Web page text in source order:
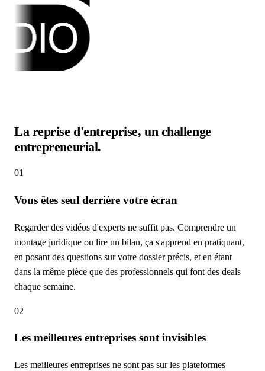
La reprise d'entreprise, un challenge
entrepreneurial.
01
Vous êtes seul derrière votre écran
Regarder des vidéos d'experts ne suffit pas. Comprendre un
montage juridique ou lire un bilan, ça s'apprend en pratiquant,
en posant des questions sur votre dossier précis, et en étant
dans la même pièce que des professionnels qui font des deals
chaque semaine.
02
Les meilleures entreprises sont invisibles
Les meilleures entreprises ne sont pas sur les plateformes